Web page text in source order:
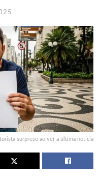
surpreso ao ver a última notícia